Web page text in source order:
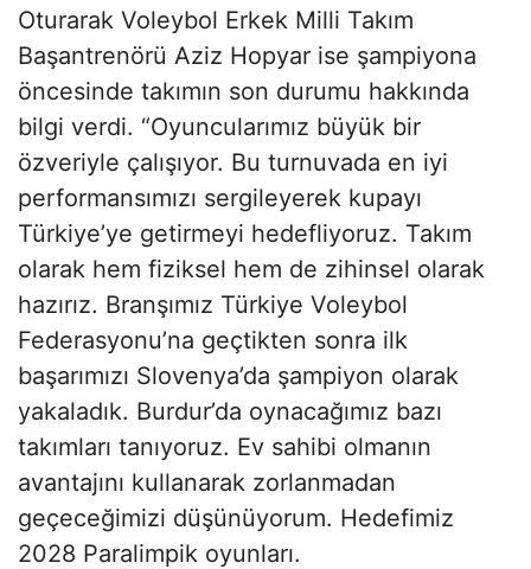
Oturarak Voleybol Erkek Milli Takım
Başantrenörü Aziz Hopyar ise şampiyona
öncesinde takımın son durumu hakkında
bilgi verdi. “Oyuncularımız büyük bir
özveriyle çalışıyor. Bu turnuvada en iyi
performansımızı sergileyerek kupayı
Türkiye’ye getirmeyi hedefliyoruz. Takım
olarak hem fiziksel hem de zihinsel olarak
hazırız. Branşımız Türkiye Voleybol
Federasyonu’na geçtikten sonra ilk
başarımızı Slovenya’da şampiyon olarak
yakaladık. Burdur’da oynacağımız bazı
takımları tanıyoruz. Ev sahibi olmanın
avantajını kullanarak zorlanmadan
geçeceğimizi düşünüyorum. Hedefimiz
2028 Paralimpik oyunları.